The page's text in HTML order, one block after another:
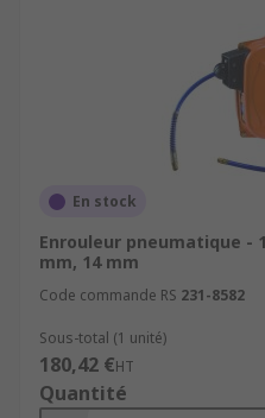
En stock
Enrouleur pneumatique -
mm, 14 mm
Code commande RS 231-8582
Sous-total (1 unité)
180,42 €HT
Quantité